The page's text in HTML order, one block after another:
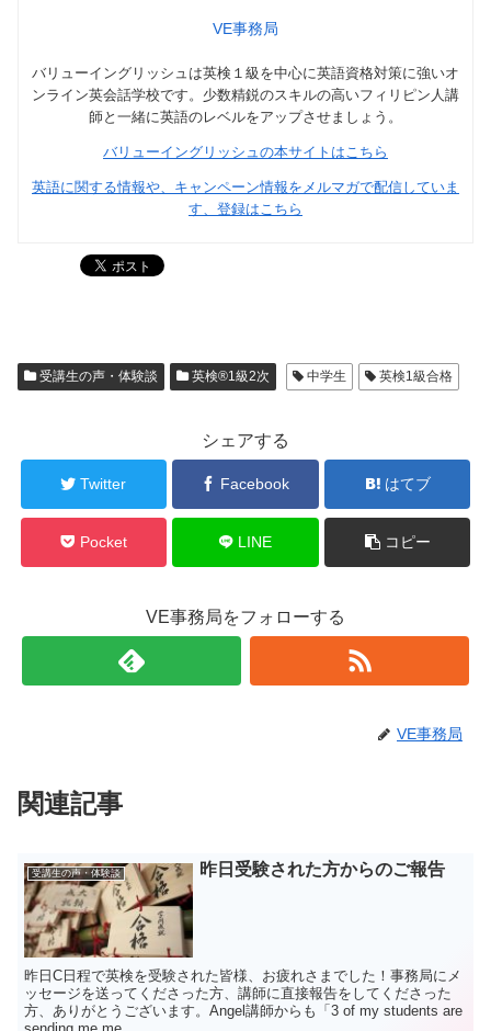
VE事務局
バリューイングリッシュは英検１級を中心に英語資格対策に強いオ
ンライン英会話学校です。少数精鋭のスキルの高いフィリピン人講
師と一緒に英語のレベルをアップさせましょう。
バリューイングリッシュの本サイトはこちら
英語に関する情報や、キャンペーン情報をメルマガで配信していま
す、登録はこちら
受講生の声・体験談 英検®1級2次 中学生 英検1級合格
シェアする
Twitter Facebook はてブ
Pocket LINE コピー
VE事務局をフォローする
VE事務局
関連記事
受講生の声・体験談 昨日受験された方からのご報告
昨日C日程で英検を受験された皆様、お疲れさまでした！事務局にメ
ッセージを送ってくださった方、講師に直接報告をしてくださった
方、ありがとうございます。Angel講師からも「3 of my students are